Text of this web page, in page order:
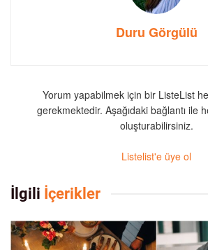
Duru Görgülü
Yorum yapabilmek için bir ListeList
gerekmektedir. Aşağıdaki bağlantı ile
oluşturabilirsiniz.
Listelist'e üye ol
İlgili İçerikler